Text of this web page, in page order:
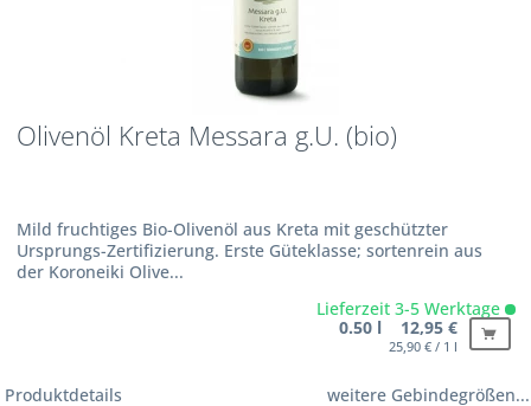
Olivenöl Kreta Messara g.U. (bio)
Mild fruchtiges Bio-Olivenöl aus Kreta mit geschützter
Ursprungs-Zertifizierung. Erste Güteklasse; sortenrein aus
der Koroneiki Olive...
Lieferzeit 3-5 Werktage
0.50 l 12,95 €
25,90 € / 1 l
Produktdetails weitere Gebindegrößen...